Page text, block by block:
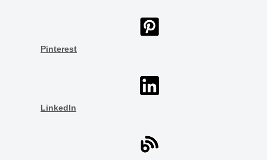
Pinterest
LinkedIn